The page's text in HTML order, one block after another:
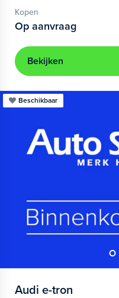
Kopen
Op aanvraag
Bekijken
Beschikbaar
Audi e-tron